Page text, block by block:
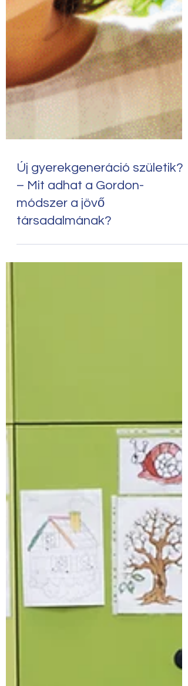
Új gyerekgeneráció születik?
– Mit adhat a Gordon-